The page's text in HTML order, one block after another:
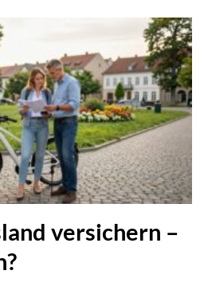
versichern –